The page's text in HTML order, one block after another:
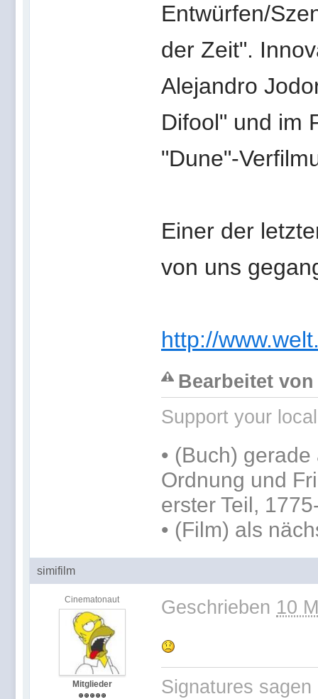
Entwürfen/
der Zeit".
Alejandro
Difool" und im
"Dune"-
Einer der
von uns
http://
Bearbeitet
Support your
• (Buch) gerade
Ordnung und
erster Teil,
• (Film) als
simifilm
Cinematonaut
Mitglieder
Geschrieben 10
Signatures